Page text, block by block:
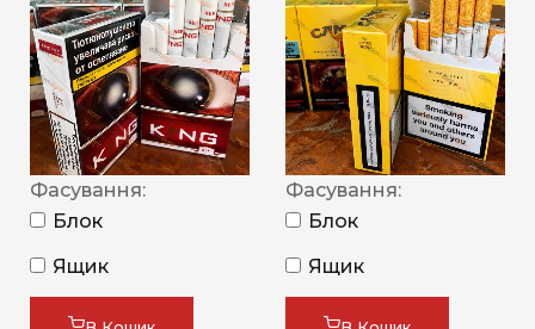
Фасування:
Блок
Ящик
Фасування:
Блок
Ящик